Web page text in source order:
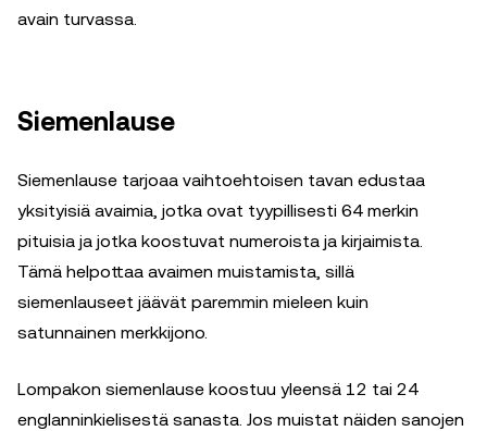
avain turvassa.
Siemenlause
Siemenlause tarjoaa vaihtoehtoisen tavan edustaa
yksityisiä avaimia, jotka ovat tyypillisesti 64 merkin
pituisia ja jotka koostuvat numeroista ja kirjaimista.
Tämä helpottaa avaimen muistamista, sillä
siemenlauseet jäävät paremmin mieleen kuin
satunnainen merkkijono.
Lompakon siemenlause koostuu yleensä 12 tai 24
englanninkielisestä sanasta. Jos muistat näiden sanojen